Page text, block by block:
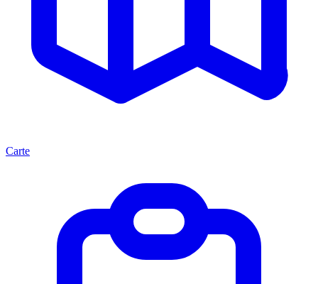
Carte